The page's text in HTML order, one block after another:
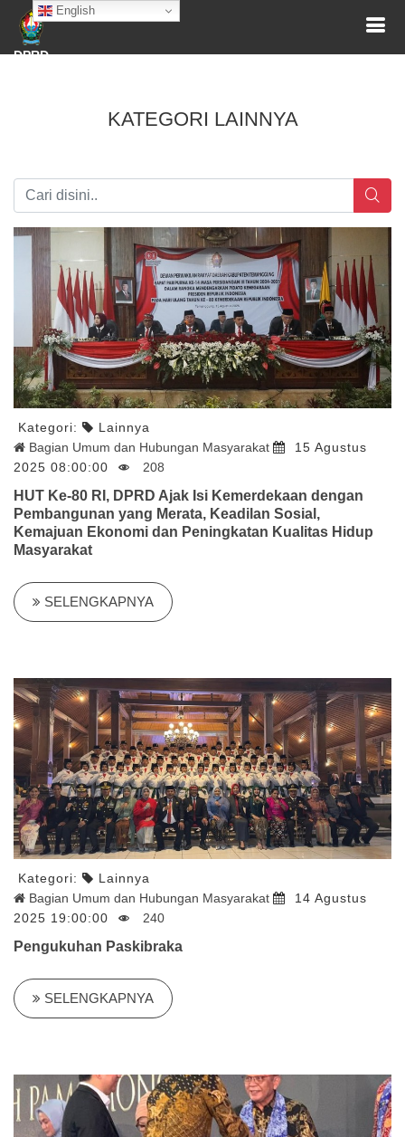
English
DPRD
KATEGORI LAINNYA
Kategori:
Lainnya
Bagian Umum dan Hubungan Masyarakat
15 Agustus
2025 08:00:00
208
HUT Ke-80 RI, DPRD Ajak Isi Kemerdekaan dengan
Pembangunan yang Merata, Keadilan Sosial,
Kemajuan Ekonomi dan Peningkatan Kualitas Hidup
Masyarakat
SELENGKAPNYA
Kategori:
Lainnya
Bagian Umum dan Hubungan Masyarakat
14 Agustus
2025 19:00:00
240
Pengukuhan Paskibraka
SELENGKAPNYA